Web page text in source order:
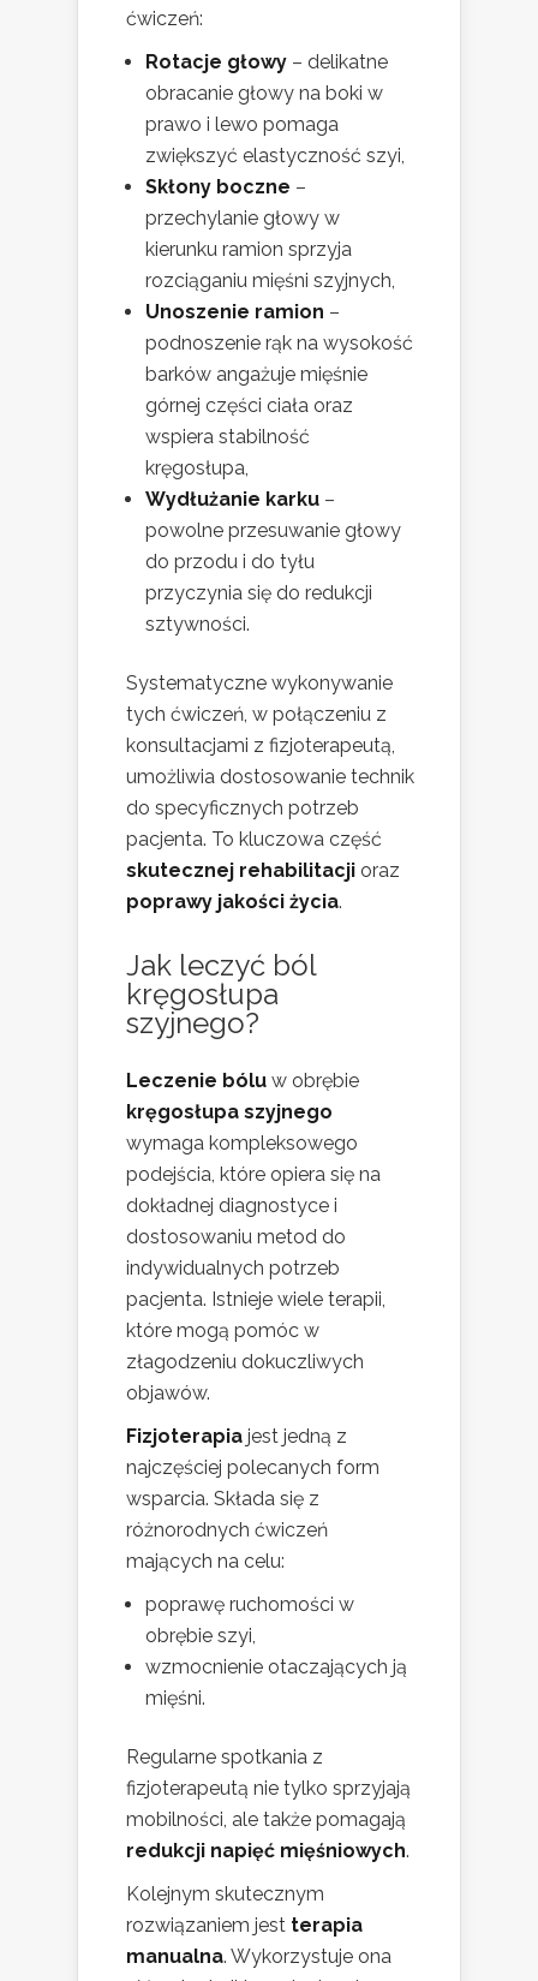
ćwiczeń:
Rotacje głowy – delikatne
obracanie głowy na boki w
prawo i lewo pomaga
zwiększyć elastyczność szyi,
Skłony boczne –
przechylanie głowy w
kierunku ramion sprzyja
rozciąganiu mięśni szyjnych,
Unoszenie ramion –
podnoszenie rąk na wysokość
barków angażuje mięśnie
górnej części ciała oraz
wspiera stabilność
kręgosłupa,
Wydłużanie karku –
powolne przesuwanie głowy
do przodu i do tyłu
przyczynia się do redukcji
sztywności.
Systematyczne wykonywanie
tych ćwiczeń, w połączeniu z
konsultacjami z fizjoterapeutą,
umożliwia dostosowanie technik
do specyficznych potrzeb
pacjenta. To kluczowa część
skutecznej rehabilitacji oraz
poprawy jakości życia.
Jak leczyć ból
kręgosłupa
szyjnego?
Leczenie bólu w obrębie
kręgosłupa szyjnego
wymaga kompleksowego
podejścia, które opiera się na
dokładnej diagnostyce i
dostosowaniu metod do
indywidualnych potrzeb
pacjenta. Istnieje wiele terapii,
które mogą pomóc w
złagodzeniu dokuczliwych
objawów.
Fizjoterapia jest jedną z
najczęściej polecanych form
wsparcia. Składa się z
różnorodnych ćwiczeń
mających na celu:
poprawę ruchomości w
obrębie szyi,
wzmocnienie otaczających ją
mięśni.
Regularne spotkania z
fizjoterapeutą nie tylko sprzyjają
mobilności, ale także pomagają
redukcji napięć mięśniowych.
Kolejnym skutecznym
rozwiązaniem jest terapia
manualna. Wykorzystuje ona